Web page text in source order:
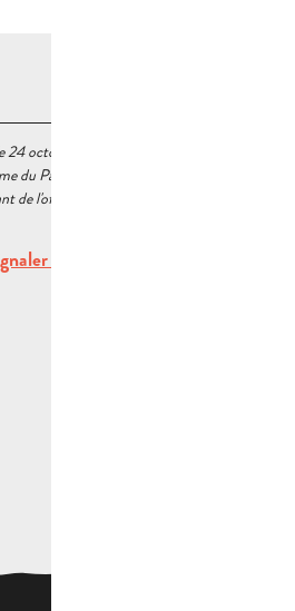
24 octobre 2023 à 14:10
du Pays d’Aubagne et de l’Étoile
de l'offre :
une erreur